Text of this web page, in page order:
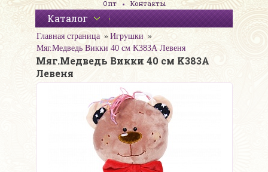
Опт
Контакты
Каталог
Главная страница
Игрушки
Мяг.Медведь Викки 40 см K383А Левеня
Мяг.Медведь Викки 40 см K383А
Левеня